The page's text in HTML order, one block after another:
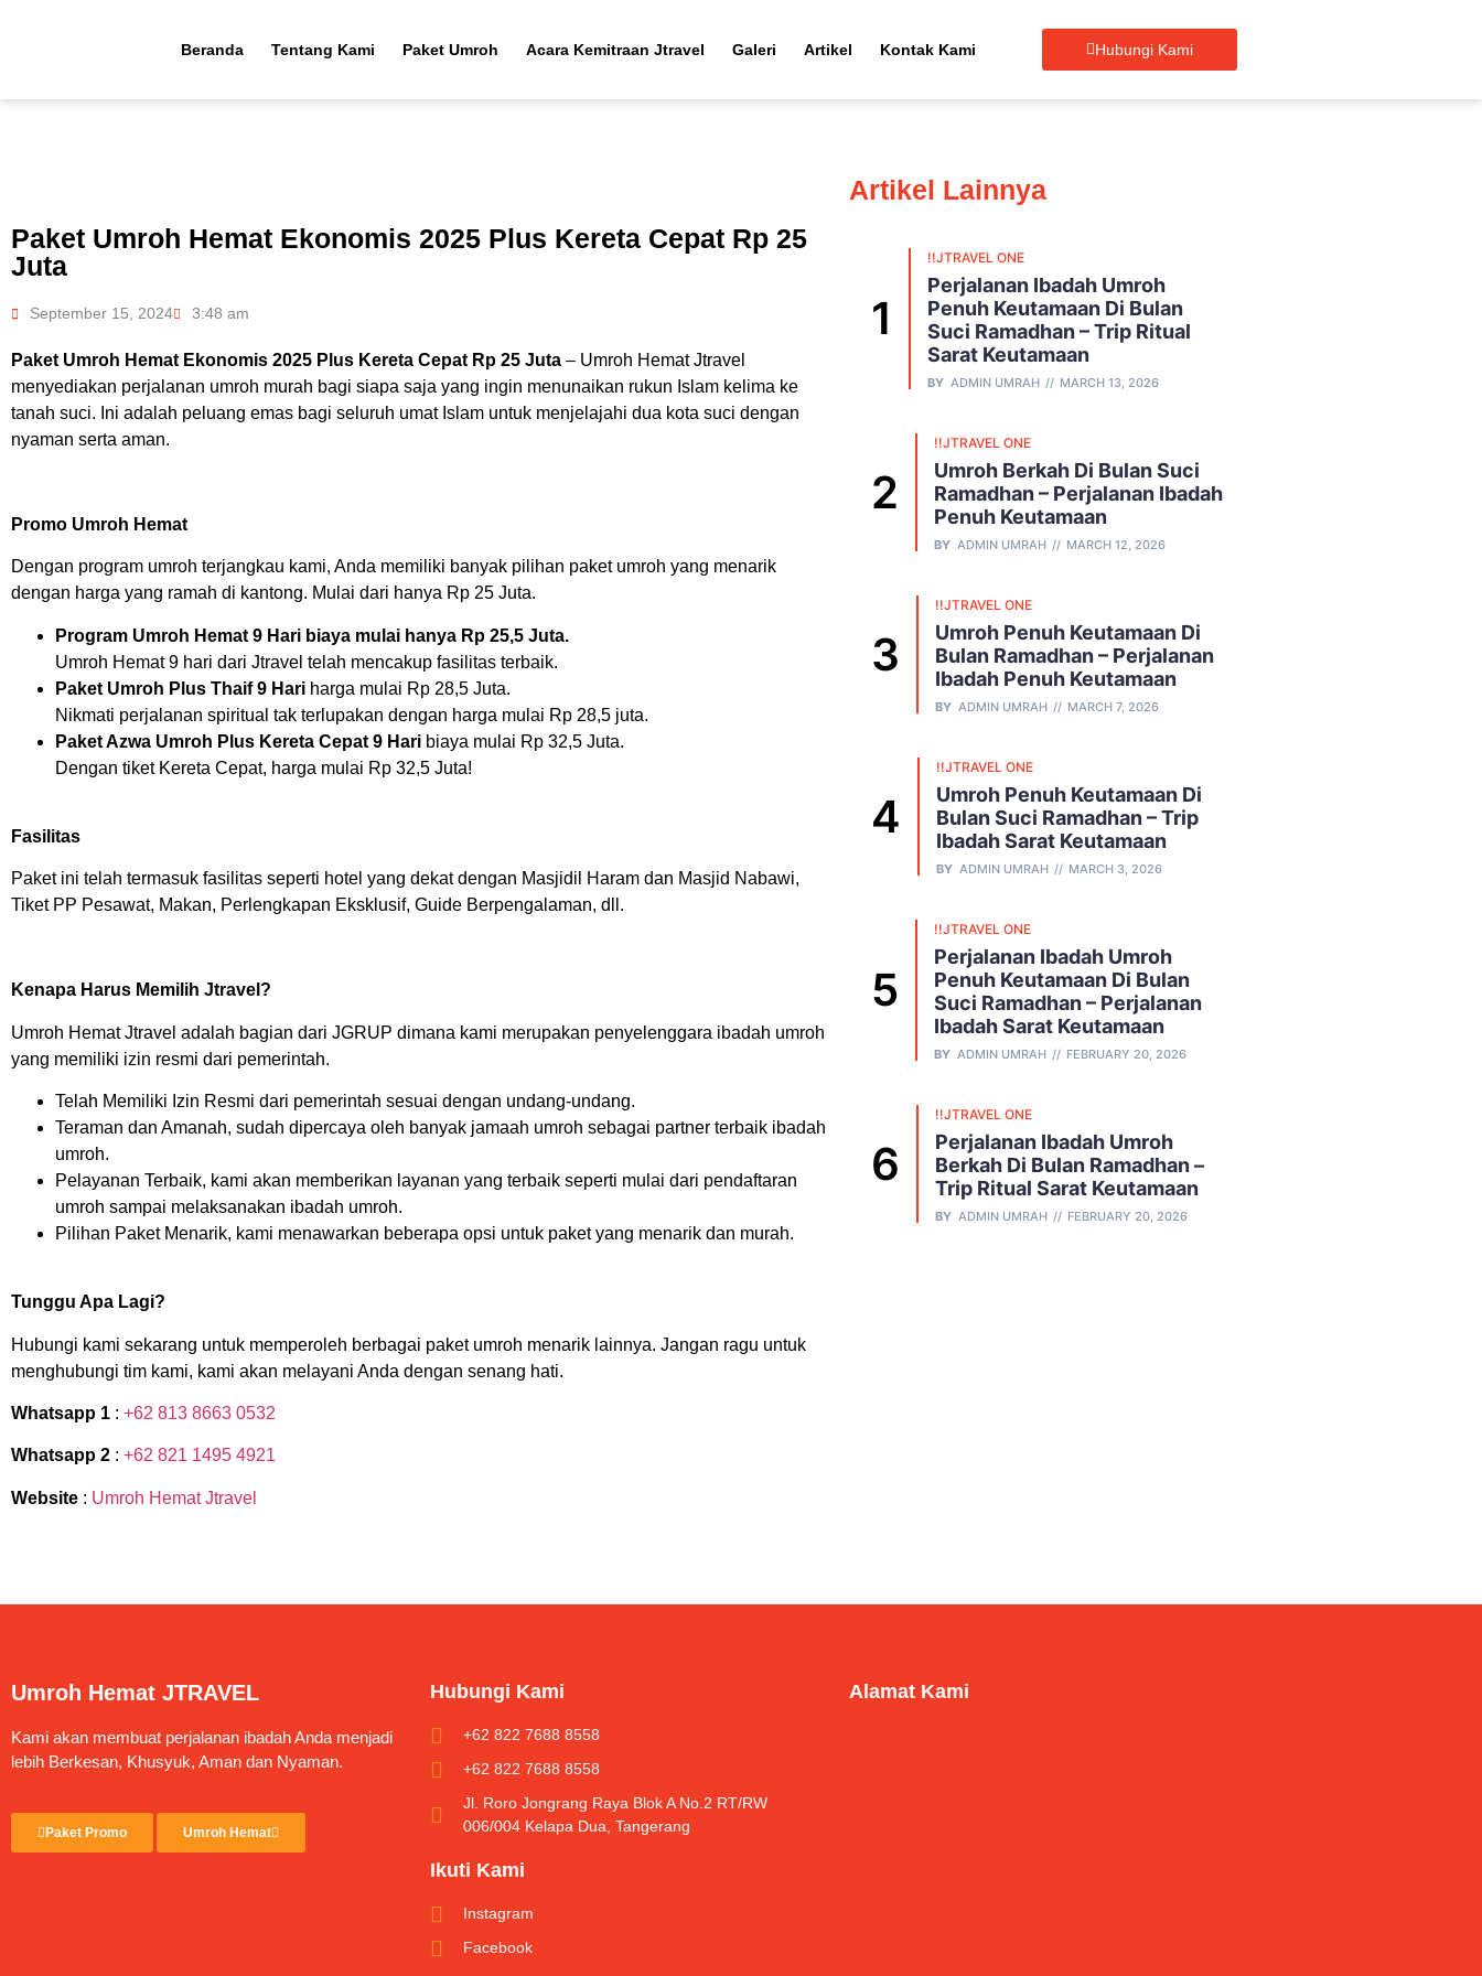
Beranda Tentang Kami Paket Umroh Acara Kemitraan Jtravel Galeri Artikel Kontak Kami Hubungi Kami
Paket Umroh Hemat Ekonomis 2025 Plus Kereta Cepat Rp 25
Juta
September 15, 2024 3:48 am
Paket Umroh Hemat Ekonomis 2025 Plus Kereta Cepat Rp 25 Juta – Umroh Hemat Jtravel
menyediakan perjalanan umroh murah bagi siapa saja yang ingin menunaikan rukun Islam kelima ke
tanah suci. Ini adalah peluang emas bagi seluruh umat Islam untuk menjelajahi dua kota suci dengan
nyaman serta aman.
Promo Umroh Hemat
Dengan program umroh terjangkau kami, Anda memiliki banyak pilihan paket umroh yang menarik
dengan harga yang ramah di kantong. Mulai dari hanya Rp 25 Juta.
Program Umroh Hemat 9 Hari biaya mulai hanya Rp 25,5 Juta.
Umroh Hemat 9 hari dari Jtravel telah mencakup fasilitas terbaik.
Paket Umroh Plus Thaif 9 Hari harga mulai Rp 28,5 Juta.
Nikmati perjalanan spiritual tak terlupakan dengan harga mulai Rp 28,5 juta.
Paket Azwa Umroh Plus Kereta Cepat 9 Hari biaya mulai Rp 32,5 Juta.
Dengan tiket Kereta Cepat, harga mulai Rp 32,5 Juta!
Fasilitas
Paket ini telah termasuk fasilitas seperti hotel yang dekat dengan Masjidil Haram dan Masjid Nabawi,
Tiket PP Pesawat, Makan, Perlengkapan Eksklusif, Guide Berpengalaman, dll.
Kenapa Harus Memilih Jtravel?
Umroh Hemat Jtravel adalah bagian dari JGRUP dimana kami merupakan penyelenggara ibadah umroh
yang memiliki izin resmi dari pemerintah.
Telah Memiliki Izin Resmi dari pemerintah sesuai dengan undang-undang.
Teraman dan Amanah, sudah dipercaya oleh banyak jamaah umroh sebagai partner terbaik ibadah
umroh.
Pelayanan Terbaik, kami akan memberikan layanan yang terbaik seperti mulai dari pendaftaran
umroh sampai melaksanakan ibadah umroh.
Pilihan Paket Menarik, kami menawarkan beberapa opsi untuk paket yang menarik dan murah.
Tunggu Apa Lagi?
Hubungi kami sekarang untuk memperoleh berbagai paket umroh menarik lainnya. Jangan ragu untuk
menghubungi tim kami, kami akan melayani Anda dengan senang hati.
Whatsapp 1 : +62 813 8663 0532
Whatsapp 2 : +62 821 1495 4921
Website : Umroh Hemat Jtravel
Artikel Lainnya
!!JTRAVEL ONE
Perjalanan Ibadah Umroh
Penuh Keutamaan Di Bulan
Suci Ramadhan – Trip Ritual
Sarat Keutamaan
BY ADMIN UMRAH MARCH 13, 2026
!!JTRAVEL ONE
Umroh Berkah Di Bulan Suci
Ramadhan – Perjalanan Ibadah
Penuh Keutamaan
BY ADMIN UMRAH MARCH 12, 2026
!!JTRAVEL ONE
Umroh Penuh Keutamaan Di
Bulan Ramadhan – Perjalanan
Ibadah Penuh Keutamaan
BY ADMIN UMRAH MARCH 7, 2026
!!JTRAVEL ONE
Umroh Penuh Keutamaan Di
Bulan Suci Ramadhan – Trip
Ibadah Sarat Keutamaan
BY ADMIN UMRAH MARCH 3, 2026
!!JTRAVEL ONE
Perjalanan Ibadah Umroh
Penuh Keutamaan Di Bulan
Suci Ramadhan – Perjalanan
Ibadah Sarat Keutamaan
BY ADMIN UMRAH FEBRUARY 20, 2026
!!JTRAVEL ONE
Perjalanan Ibadah Umroh
Berkah Di Bulan Ramadhan –
Trip Ritual Sarat Keutamaan
BY ADMIN UMRAH FEBRUARY 20, 2026
Umroh Hemat JTRAVEL
Kami akan membuat perjalanan ibadah Anda menjadi
lebih Berkesan, Khusyuk, Aman dan Nyaman.
Paket Promo Umroh Hemat
Hubungi Kami
+62 822 7688 8558
+62 822 7688 8558
Jl. Roro Jongrang Raya Blok A No.2 RT/RW
006/004 Kelapa Dua, Tangerang
Ikuti Kami
Instagram
Facebook
Alamat Kami